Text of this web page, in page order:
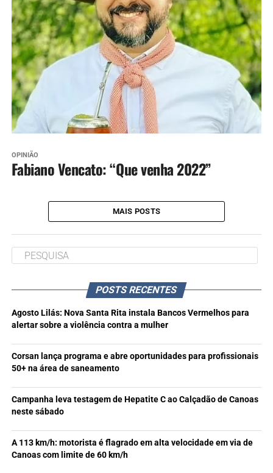
OPINIÃO
Fabiano Vencato: “Que venha 2022”
MAIS POSTS
POSTS RECENTES
Agosto Lilás: Nova Santa Rita instala Bancos Vermelhos para
alertar sobre a violência contra a mulher
Corsan lança programa e abre oportunidades para profissionais
50+ na área de saneamento
Campanha leva testagem de Hepatite C ao Calçadão de Canoas
neste sábado
A 113 km/h: motorista é flagrado em alta velocidade em via de
Canoas com limite de 60 km/h